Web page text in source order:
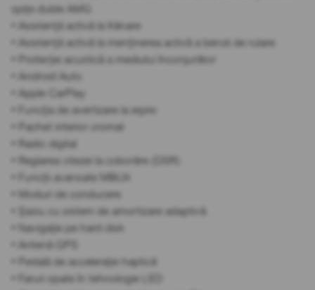
spițe duble AMG
• Asistență activă la frânare
• Asistență activă la menținerea activă a benzii de rulare
• Protecție acustică a mediului înconjurător
• Android Auto
• Apple CarPlay
• Funcția de avertizare la ieșire
• Pachet interior cromat
• Radio digital
• Reglarea vitezei la coborâre (DSR)
• Funcții avansate MBUX
• Moduri de conducere
• Șasiu cu sistem de amortizare adaptivă
• Navigație pe hard disk
• Antenă GPS
• Pedală de accelerație haptică
• Faruri spate în tehnologie LED